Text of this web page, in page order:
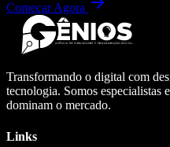
Começar Agora
Transformando o digital com
tecnologia. Somos especialistas
dominam o mercado.
Links